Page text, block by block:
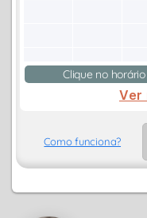
Clique no horário
Ver
Como funciona?